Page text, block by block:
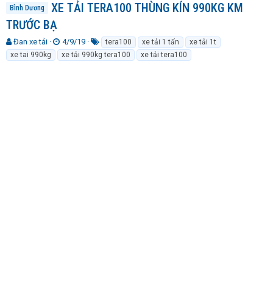
Bình Dương
XE TẢI TERA100 THÙNG KÍN 990KG KM
TRƯỚC BẠ
T
h
r
Đan xe tải
N
g
à
4/9/19
ừ
k
tera100 xe tải 1 tấn
xe tải 1t
xe tai 990kg
xe tải 990kg tera100 xe tải tera100